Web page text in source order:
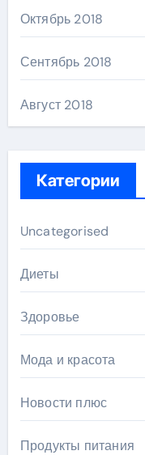
Октябрь 2018
Сентябрь 2018
Август 2018
Категории
Uncategorised
Диеты
Здоровье
Мода и красота
Новости плюс
Продукты питания